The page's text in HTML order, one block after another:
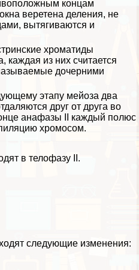
концам
веретена деления, не
вытягиваются и
хроматиды
каждая из них считается
дочерними
этапу мейоза два
друг от друга во
анафазы II каждый полюс
хромосом.
в телофазу II.
следующие изменения: